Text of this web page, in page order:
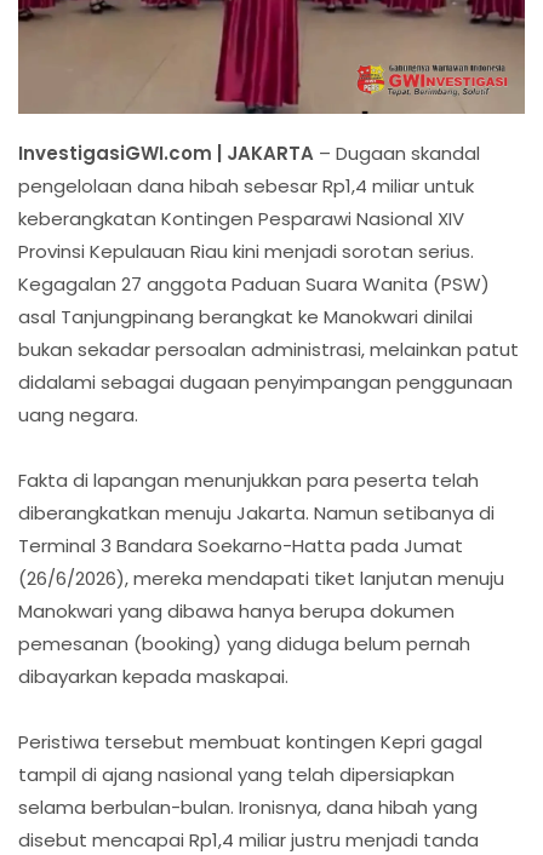
InvestigasiGWI.com | JAKARTA – Dugaan skandal
pengelolaan dana hibah sebesar Rp1,4 miliar untuk
keberangkatan Kontingen Pesparawi Nasional XIV
Provinsi Kepulauan Riau kini menjadi sorotan serius.
Kegagalan 27 anggota Paduan Suara Wanita (PSW)
asal Tanjungpinang berangkat ke Manokwari dinilai
bukan sekadar persoalan administrasi, melainkan patut
didalami sebagai dugaan penyimpangan penggunaan
uang negara.
Fakta di lapangan menunjukkan para peserta telah
diberangkatkan menuju Jakarta. Namun setibanya di
Terminal 3 Bandara Soekarno-Hatta pada Jumat
(26/6/2026), mereka mendapati tiket lanjutan menuju
Manokwari yang dibawa hanya berupa dokumen
pemesanan (booking) yang diduga belum pernah
dibayarkan kepada maskapai.
Peristiwa tersebut membuat kontingen Kepri gagal
tampil di ajang nasional yang telah dipersiapkan
selama berbulan-bulan. Ironisnya, dana hibah yang
disebut mencapai Rp1,4 miliar justru menjadi tanda